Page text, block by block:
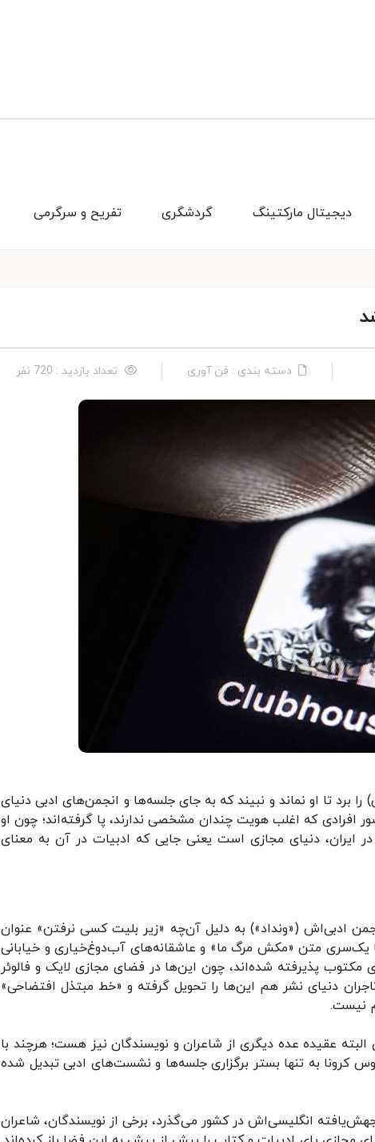
تفریح و سرگرمی گردشگری دیجیتال مارکتینگ
دسته بندی : فن آوری تعداد بازدید : 720 نفر
را برد تا او نماند و نبیند که به جای جلسه‌ها و انجمن‌های ادبی‌ دنیای
افرادی که اغلب هویت چندان مشخصی ندارند، پا گرفته‌اند؛ چون او
ایران، دنیای مجازی‌ است یعنی جایی که ادبیات در آن به معنای
انجمن ادبی‌اش («ونداد») به دلیل آن‌چه «زیر بلیت کسی نرفتن» عنوان
یک‌سری متن «مکش مرگ ما» و عاشقانه‌های آب‌دوغ‌خیاری و خیابانی
پذیرفته شده‌اند، چون این‌ها در فضای مجازی لایک و فالوئر
دنیای نشر هم این‌ها را تحویل گرفته و «خط مبتذل افتضاحی»
نیست.
عقیده عده دیگری از شاعران و نویسندگان نیز هست؛ هرچند با
کرونا به تنها بستر برگزاری جلسه‌ها و نشست‌های ادبی تبدیل شده
انگلیسی‌اش در کشور می‌گذرد، برخی از نویسندگان، شاعران